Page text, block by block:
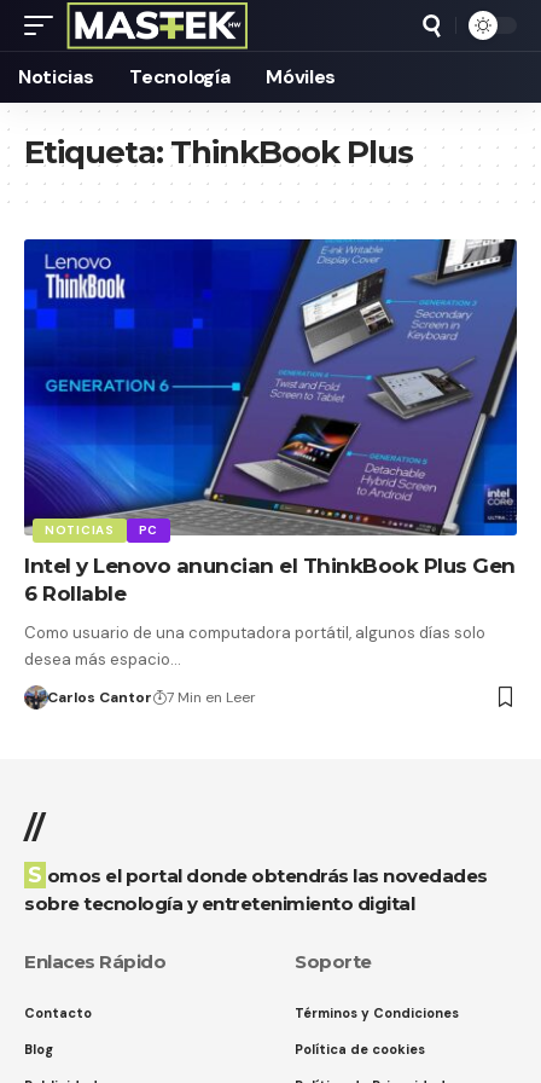
Noticias Tecnología Móviles
Etiqueta:ThinkBook Plus
NOTICIAS PC
Intel y Lenovo anuncian el ThinkBook Plus Gen
6 Rollable
Como usuario de una computadora portátil, algunos días solo
desea más espacio…
Carlos Cantor 7 Min en Leer
//
Somos el portal donde obtendrás las novedades
sobre tecnología y entretenimiento digital
Enlaces Rápido
Contacto
Blog
Soporte
Términos y Condiciones
Política de cookies